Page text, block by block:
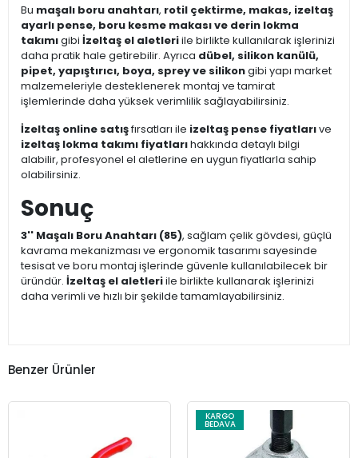
Bu maşalı boru anahtarı, rotil çektirme, makas, izeltaş
ayarlı pense, boru kesme makası ve derin lokma
takımıgibi İzeltaş el aletleriile birlikte kullanılarak işlerinizi
daha pratik hale getirebilir. Ayrıca dübel, silikon kanülü,
pipet, yapıştırıcı, boya, sprey ve silikongibi yapı market
malzemeleriyle desteklenerek montaj ve tamirat
işlemlerinde daha yüksek verimlilik sağlayabilirsiniz.
İzeltaş online satışfırsatları ile izeltaş pense fiyatlarıve
izeltaş lokma takımı fiyatlarıhakkında detaylı bilgi
alabilir, profesyonel el aletlerine en uygun fiyatlarla sahip
olabilirsiniz.
Sonuç
3'' Maşalı Boru Anahtarı (85), sağlam çelik gövdesi, güçlü
kavrama mekanizması ve ergonomik tasarımı sayesinde
tesisat ve boru montaj işlerinde güvenle kullanılabilecek bir
üründür. İzeltaş el aletleriile birlikte kullanarak işlerinizi
daha verimli ve hızlı bir şekilde tamamlayabilirsiniz.
Benzer Ürünler
KARGO
BEDAVA